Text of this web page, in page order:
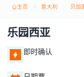
主页 意大利 贝加
乐园西亚
即时确认